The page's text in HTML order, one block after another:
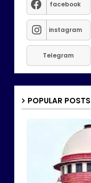
facebook
instagram
Telegram
POPULAR POSTS